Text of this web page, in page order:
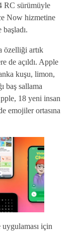
RC sürümüyle
Now hizmetine
özelliği artık
de açıldı. Apple
kuşu, limon,
baş sallama
18 yeni insan
emojiler ortasına
için